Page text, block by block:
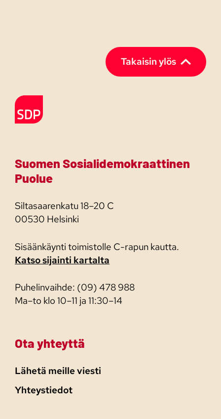
Takaisin ylös
Etusivulle
Suomen Sosialidemokraattinen
Puolue
Siltasaarenkatu 18–20 C
00530 Helsinki
Sisäänkäynti toimistolle C-rapun kautta.
Katso sijainti kartalta
Puhelinvaihde: (09) 478 988
Ma–to klo 10–11 ja 11:30–14
Ota yhteyttä
Lähetä meille viesti
Yhteystiedot